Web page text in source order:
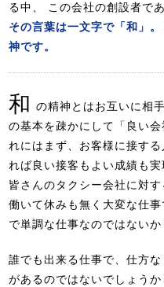
る中、 この会社の創設者で
その言葉は一文字で「和」
神です。
和 の精神とはお互いに相
の基本を疎かにして「良い
れにはまず、お客様に接す
れば良い接客もよい成績も
皆さんのタクシー会社に対
働いて休みも無く大変な仕
で単調な仕事なのではないか
誰でも出来る仕事で、仕方
があるのではないでしょう